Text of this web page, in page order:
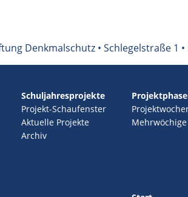
Denkmalschutz • Schlegelstraße 1 •
Schuljahresprojekte
Projekt-Schaufenster
Aktuelle Projekte
Archiv